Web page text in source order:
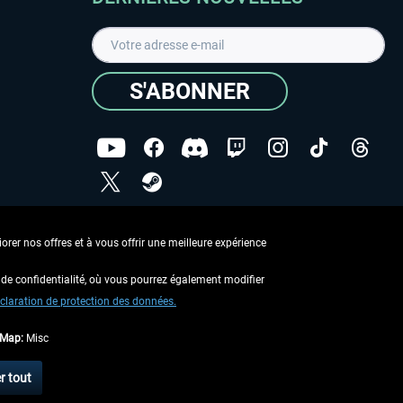
S'ABONNER
Copyright © Aerosoft GmbH - Tous droits réservés
description contraire.
d'expédition
nos offres et à vous offrir une meilleure expérience
confidentialité, où vous pourrez également modifier
de protection des données.
Misc
tout